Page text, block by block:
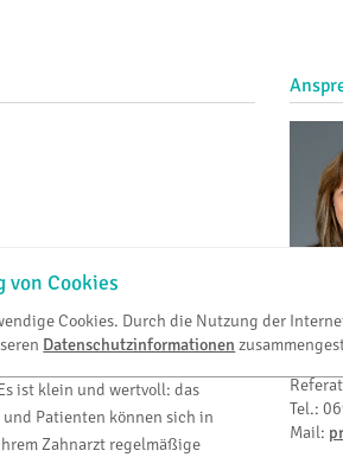
von Cookies
Cookies. Durch die Nutzung der
Datenschutzinformationen
Erwachsene, wenn sie ihre Zähne
- Foto: KZV Hessen
ist klein und wertvoll: das
Patienten können sich in
Zahnarzt regelmäßige
Tel.:
Mail: